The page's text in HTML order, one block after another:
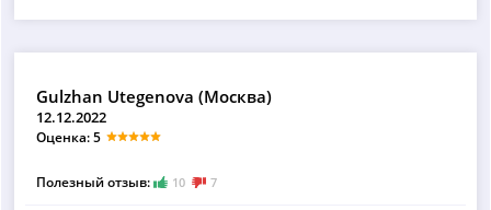
Gulzhan Utegenova (Москва)
12.12.2022
Оценка: 5
Полезный отзыв: 10 7